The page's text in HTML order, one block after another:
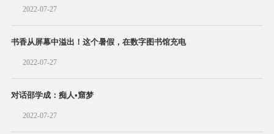
2022-07-27
书香从屏幕中溢出！这个暑假，在数字图书馆充电
2022-07-27
对话邵学成：痴人•窟梦
2022-07-27